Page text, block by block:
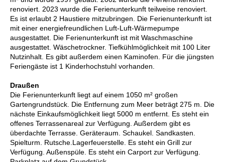
renoviert. 2023 wurde die Ferienunterkunft teilweise renoviert.
Es ist erlaubt 2 Haustiere mitzubringen. Die Ferienunterkunft ist
mit einer energiefreundlichen Luft-Luft-Wärmepumpe
ausgestattet. Die Ferienunterkunft ist mit Waschmaschine
ausgestattet. Wäschetrockner. Tiefkühlmöglichkeit mit 100 Liter
Nutzinhalt. Es gibt außerdem einen Kaminofen. Für die jüngsten
Feriengäste ist 1 Kinderhochstuhl vorhanden.
Draußen
Die Ferienunterkunft liegt auf einem 1050 m² großen
Gartengrundstück. Die Entfernung zum Meer beträgt 275 m. Die
nächste Einkaufsmöglichkeit liegt 5000 m entfernt. Es steht ein
offenes Terrassenareal zur Verfügung. Außerdem gibt es
überdachte Terrasse. Geräteraum. Schaukel. Sandkasten.
Spielturm. Rutsche.Lagerfeuerstelle. Es steht ein Grill zur
Verfügung. Außenspüle. Es steht ein Carport zur Verfügung.